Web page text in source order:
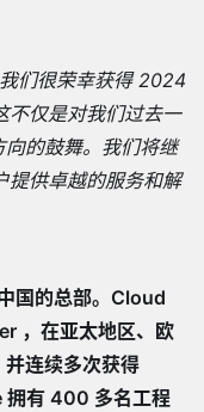
们很荣幸获得 2024
仅是对我们过去一
的鼓舞。我们将继
供卓越的服务和解
国的总部。Cloud
，在亚太地区、欧
连续多次获得
有 400 多名工程